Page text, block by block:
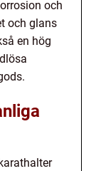
och
och glans
en hög